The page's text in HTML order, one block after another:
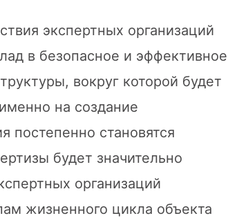
экспертных организаций
в безопасное и эффективное
вокруг которой будет
на создание
постепенно становятся
будет значительно
организаций
жизненного цикла объекта